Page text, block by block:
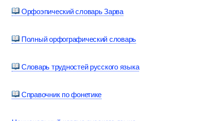
Орфоэпический словарь Зарва
Полный орфографический словарь
Словарь трудностей русского языка
Справочник по фонетике